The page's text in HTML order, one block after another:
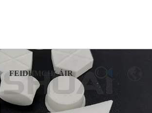
FEIDHMCHLÁIR